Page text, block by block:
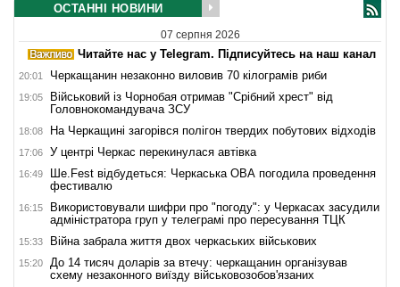
ОСТАННІ НОВИНИ
07 серпня 2026
Читайте нас у Telegram. Підписуйтесь на наш канал
20:01 Черкащанин незаконно виловив 70 кілограмів риби
19:05
Військовий із Чорнобая отримав "Срібний хрест" від
Головнокомандувача ЗСУ
18:08 На Черкащині загорівся полігон твердих побутових відходів
17:06 У центрі Черкас перекинулася автівка
16:49
Ше.Fest відбудеться: Черкаська ОВА погодила проведення
фестивалю
16:15
Використовували шифри про "погоду": у Черкасах засудили
адміністратора груп у телеграмі про пересування ТЦК
15:33 Війна забрала життя двох черкаських військових
15:20
До 14 тисяч доларів за втечу: черкащанин організував
схему незаконного виїзду військовозобов'язаних